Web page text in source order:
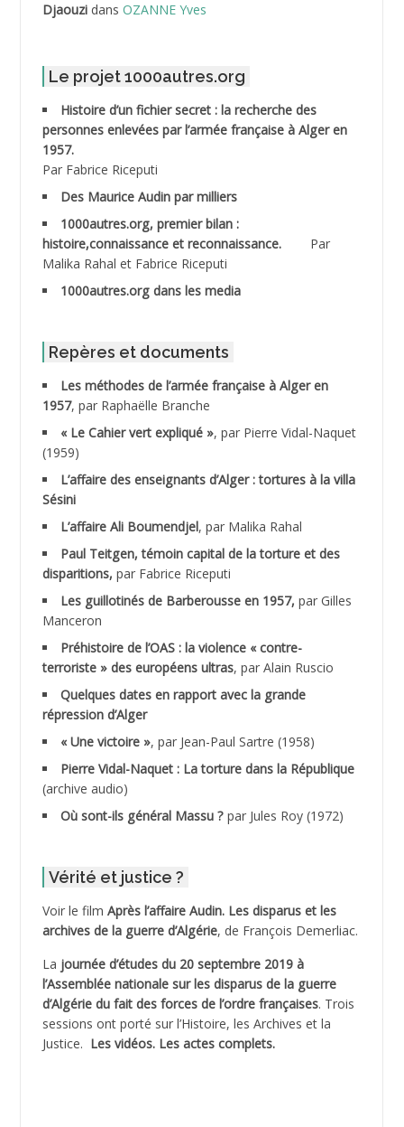
ABDELLI Mohamed *
ABDELMOUMENE Ahmed
ABDESMED Mohamed ben Kaddour
ABDESSELAMI Kouider
ABDESSLEM Ahmed dit le Coiffeur
ABDOUDOU
ABID Mohamed
ABNOUN Salah
ACHACHE M.*
ACHLAF Ali
ADALMI
ADANE Ramdane *
ADDAD
ADDALA Boualem*
ADDANE
ADDECHE Rachid
ADELIOUAT Vve AIT SAADA
ADJANI Khaled
ADJAOUT
ADNI Mohamed Akli
ADOUL Arab *
Djaouzidans OZANNE Yves
Le projet 1000autres.org
Histoire d’un fichier secret : la recherche des
personnes enlevées par l’armée française à Alger en
1957.
Par Fabrice Riceputi
Des Maurice Audin par milliers
1000autres.org, premier bilan :
histoire,connaissance et reconnaissance.
Par
Malika Rahal et Fabrice Riceputi
1000autres.org dans les media
Repères et documents
Les méthodes de l’armée française à Alger en
1957, par Raphaëlle Branche
« Le Cahier vert expliqué », par Pierre Vidal-Naquet
(1959)
L’affaire des enseignants d’Alger : tortures à la villa
Sésini
L’affaire Ali Boumendjel, par Malika Rahal
Paul Teitgen, témoin capital de la torture et des
disparitions, par Fabrice Riceputi
Les guillotinés de Barberousse en 1957, par Gilles
Manceron
Préhistoire de l’OAS : la violence « contre-
terroriste » des européens ultras, par Alain Ruscio
Quelques dates en rapport avec la grande
répression d’Alger
« Une victoire », par Jean-Paul Sartre (1958)
Pierre Vidal-Naquet : La torture dans la République
(archive audio)
Où sont-ils général Massu ? par Jules Roy (1972)
Vérité et justice ?
Voir le film Après l’affaire Audin. Les disparus et les
archives de la guerre d’Algérie, de François Demerliac.
La journée d’études du 20 septembre 2019 à
l’Assemblée nationale sur les disparus de la guerre
d’Algérie du fait des forces de l’ordre françaises. Trois
sessions ont porté sur l’Histoire, les Archives et la
Justice. Les vidéos. Les actes complets.